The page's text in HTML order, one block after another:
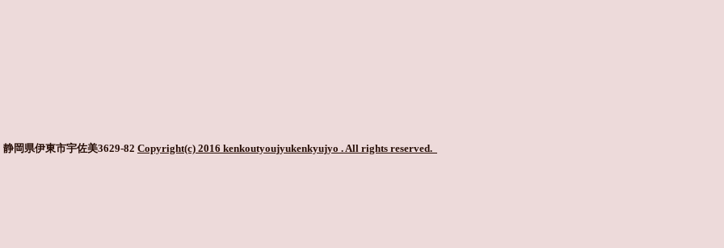
岡県伊東市宇佐美3629-82 Copyright(c) 2016 kenkoutyoujyukenkyujyo . All rights reserved.